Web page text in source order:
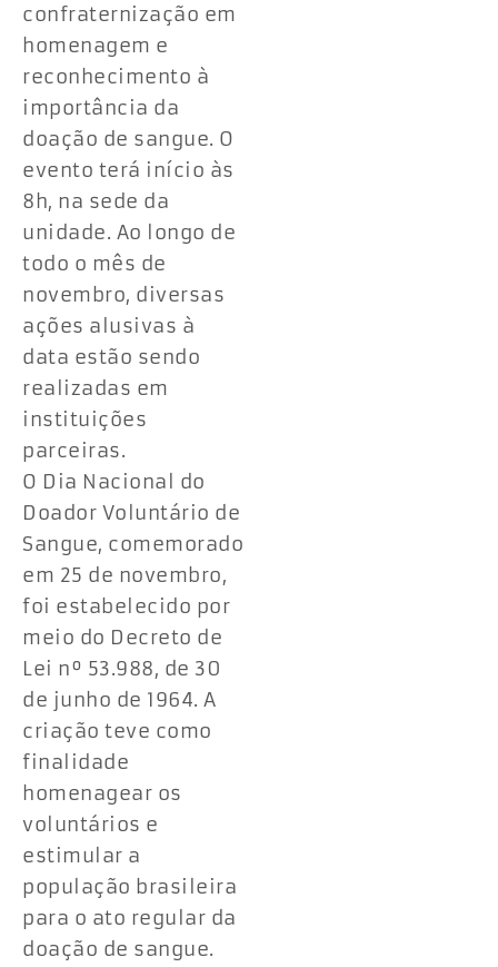
confraternização em
homenagem e
reconhecimento à
importância da
doação de sangue. O
evento terá início às
8h, na sede da
unidade. Ao longo de
todo o mês de
novembro, diversas
ações alusivas à
data estão sendo
realizadas em
instituições
parceiras.
O Dia Nacional do
Doador Voluntário de
Sangue, comemorado
em 25 de novembro,
foi estabelecido por
meio do Decreto de
Lei nº 53.988, de 30
de junho de 1964. A
criação teve como
finalidade
homenagear os
voluntários e
estimular a
população brasileira
para o ato regular da
doação de sangue.